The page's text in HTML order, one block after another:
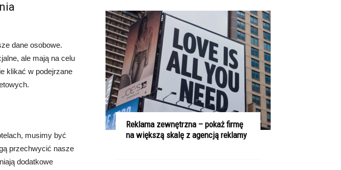
dane osobowe.
ale mają na celu
klikać w podejrzane
musimy być
przechwycić nasze
dodatkowe
Reklama zewnętrzna – pokaż firmę
na większą skalę z agencją reklamy